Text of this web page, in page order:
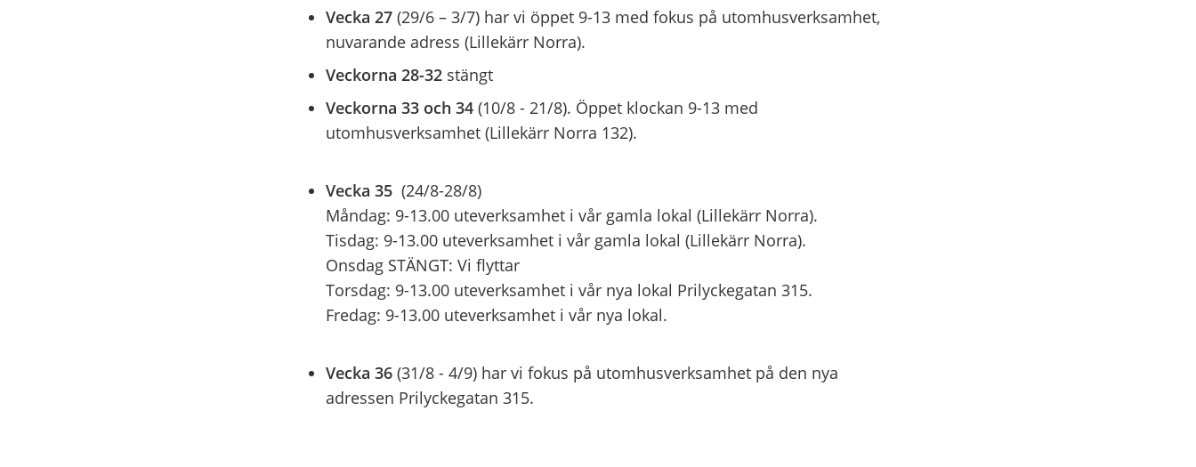
Vecka 27(29/6 – 3/7) har vi öppet 9-13 med fokus på utomhusverksamhet,
nuvarande adress (Lillekärr Norra).
Veckorna 28-32stängt
Veckorna 33 och 34(10/8 - 21/8). Öppet klockan 9-13 med
utomhusverksamhet (Lillekärr Norra 132).
Vecka 35 (24/8-28/8)
Måndag: 9-13.00 uteverksamhet i vår gamla lokal (Lillekärr Norra).
Tisdag: 9-13.00 uteverksamhet i vår gamla lokal (Lillekärr Norra).
Onsdag STÄNGT: Vi flyttar
Torsdag: 9-13.00 uteverksamhet i vår nya lokal Prilyckegatan 315.
Fredag: 9-13.00 uteverksamhet i vår nya lokal.
Vecka 36(31/8 - 4/9) har vi fokus på utomhusverksamhet på den nya
adressen Prilyckegatan 315.